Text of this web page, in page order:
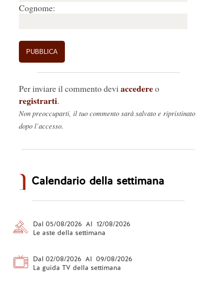
Cognome:
Per inviare il commento devi accedereo
registrarti.
Non preoccuparti, il tuo commento sarà salvato e ripristinato
dopo l’accesso.
Calendario della settimana
Dal 05/08/2026 Al 12/08/2026
Le aste della settimana
Dal 02/08/2026 Al 09/08/2026
La guida TV della settimana